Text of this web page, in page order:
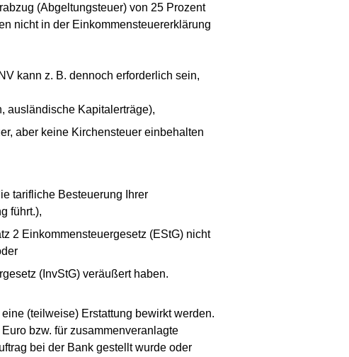
(Abgeltungsteuer) von 25 Prozent
nicht in der Einkommensteuererklärung
kann z. B. dennoch erforderlich sein,
ausländische Kapitalerträge),
aber keine Kirchensteuer einbehalten
tarifliche Besteuerung Ihrer
führt.),
2 Einkommensteuergesetz (EStG) nicht
(InvStG) veräußert haben.
(teilweise) Erstattung bewirkt werden.
bzw. für zusammenveranlagte
bei der Bank gestellt wurde oder